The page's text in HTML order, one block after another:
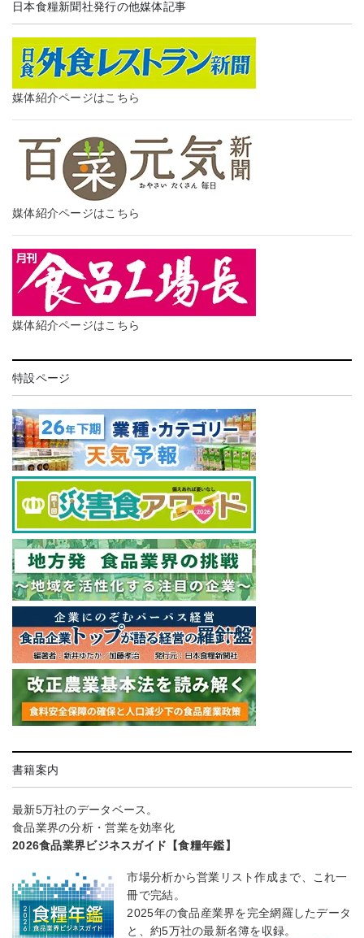
日本食糧新聞社発行の他媒体記事
媒体紹介ページはこちら
媒体紹介ページはこちら
媒体紹介ページはこちら
特設ページ
書籍案内
最新5万社のデータベース。
食品業界の分析・営業を効率化
2026食品業界ビジネスガイド【食糧年鑑】
市場分析から営業リスト作成まで、これ一
冊で完結。
2025年の食品産業界を完全網羅したデータ
と、約5万社の最新名簿を収録。